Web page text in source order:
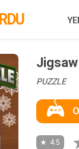
PUZZLE
4.5